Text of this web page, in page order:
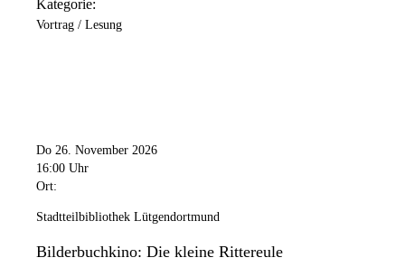
Kategorie:
Vortrag / Lesung
Do 26. November 2026
16:00 Uhr
Ort:
Stadtteilbibliothek Lütgendortmund
Bilderbuchkino: Die kleine Rittereule